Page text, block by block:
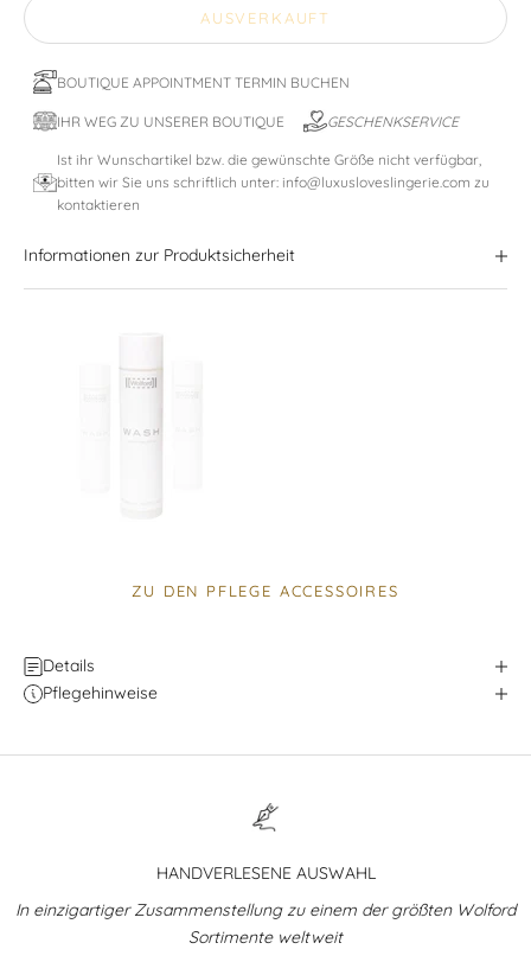
AUSVERKAUFT
BOUTIQUE APPOINTMENT TERMIN BUCHEN
IHR WEG ZU UNSERER BOUTIQUE GESCHENKSERVICE
Ist ihr Wunschartikel bzw. die gewünschte Größe nicht verfügbar,
bitten wir Sie uns schriftlich unter: info@luxusloveslingerie.com zu
kontaktieren
Informationen zur Produktsicherheit
ZU DEN PFLEGE ACCESSOIRES
Details
Pflegehinweise
HANDVERLESENE AUSWAHL
In einzigartiger Zusammenstellung zu einem der größten Wolford
Sortimente weltweit